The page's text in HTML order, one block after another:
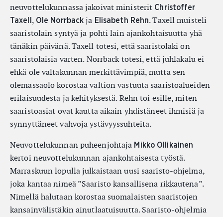
neuvottelukunnassa jakoivat ministerit Christoffer
Taxell , Ole Norrback ja Elisabeth Rehn. Taxell muisteli
saaristolain syntyä ja pohti lain ajankohtaisuutta yhä
tänäkin päivänä. Taxell totesi, että saaristolaki on
saaristolaisia varten. Norrback totesi, että juhlakalu ei
ehkä ole valtakunnan merkittävimpiä, mutta sen
olemassaolo korostaa valtion vastuuta saaristoalueiden
erilaisuudesta ja kehityksestä. Rehn toi esille, miten
saaristoasiat ovat kautta aikain yhdistäneet ihmisiä ja
synnyttäneet vahvoja ystävyyssuhteita.
Neuvottelukunnan puheenjohtaja Mikko Ollikainen
kertoi neuvottelukunnan ajankohtaisesta työstä.
Marraskuun lopulla julkaistaan uusi saaristo-ohjelma,
joka kantaa nimeä ”Saaristo kansallisena rikkautena”.
Nimellä halutaan korostaa suomalaisten saaristojen
kansainvälistäkin ainutlaatuisuutta. Saaristo-ohjelmia